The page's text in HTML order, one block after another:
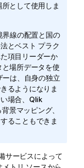
として使用しま
線の配置と国の
とベスト プラク
項目リーダーか
場所データを使
は、自身の独立
るようになりま
場合、 Qlik
景マッピング、
ることもできま
サービスによって